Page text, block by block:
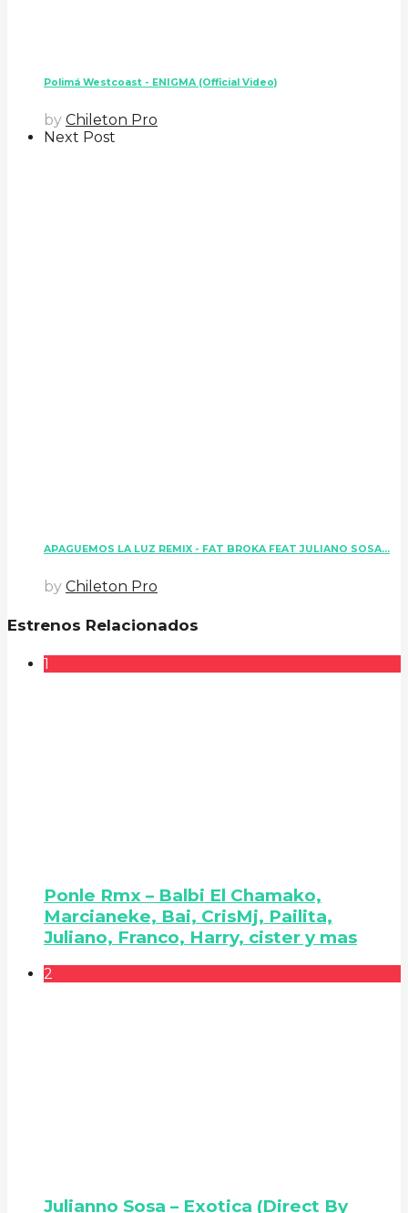
Polimá Westcoast - ENIGMA (Official Video)
by Chileton Pro
Next Post
APAGUEMOS LA LUZ REMIX - FAT BROKA FEAT JULIANO SOSA...
by Chileton Pro
Estrenos Relacionados
1
Ponle Rmx – Balbi El Chamako,
Marcianeke, Bai, CrisMj, Pailita,
Juliano, Franco, Harry, cister y mas
2
Julianno Sosa – Exotica (Direct By